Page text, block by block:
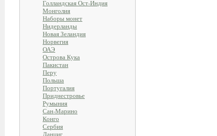
Голландская Ост-Индия
Монголия
Наборы монет
Нидерланды
Новая Зеландия
Норвегия
ОАЭ
Острова Кука
Пакистан
Перу
Польша
Португалия
Приднестровье
Румыния
Сан-Марино
Конго
Сербия
Данциг